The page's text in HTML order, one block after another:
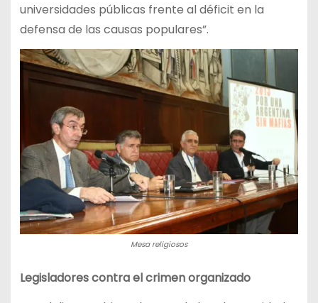
universidades públicas frente al déficit en la
defensa de las causas populares”.
Mesa religiosos
Legisladores contra el crimen organizado